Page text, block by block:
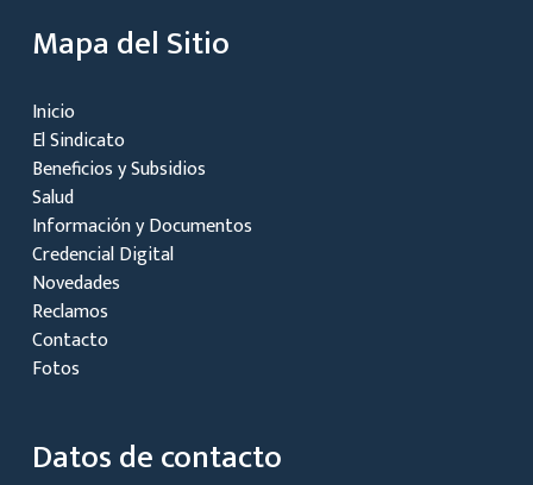
Mapa del Sitio
Inicio
El Sindicato
Beneficios y Subsidios
Salud
Información y Documentos
Credencial Digital
Novedades
Reclamos
Contacto
Fotos
Datos de contacto